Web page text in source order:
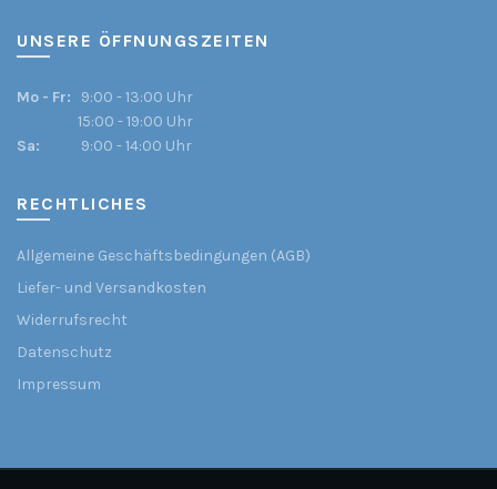
UNSERE ÖFFNUNGSZEITEN
Mo - Fr:
9:00 - 13:00 Uhr
15:00 - 19:00 Uhr
Sa:
9:00 - 14:00 Uhr
RECHTLICHES
Allgemeine Geschäftsbedingungen (AGB)
Liefer- und Versandkosten
Widerrufsrecht
Datenschutz
Impressum